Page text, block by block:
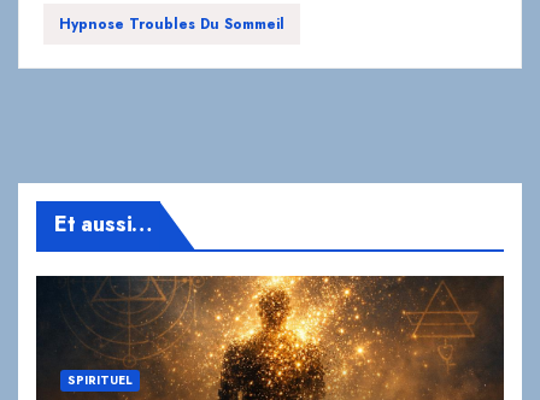
Hypnose Troubles Du Sommeil
Et aussi…
SPIRITUEL